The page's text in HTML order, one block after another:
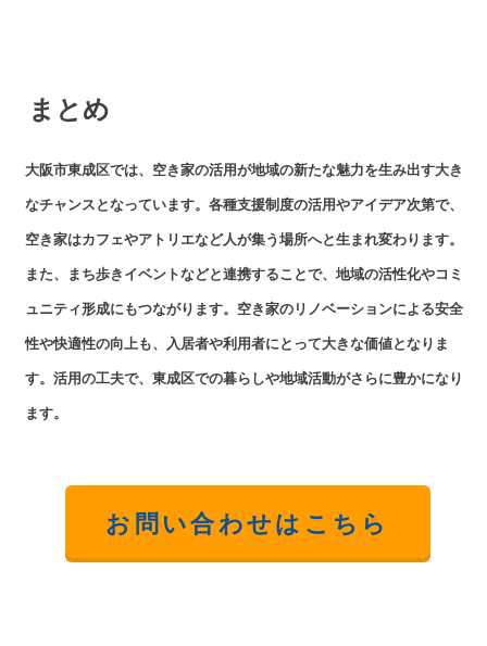
まとめ
大阪市東成区では、空き家の活用が地域の新たな魅力を生み出す大き
なチャンスとなっています。各種支援制度の活用やアイデア次第で、
空き家はカフェやアトリエなど人が集う場所へと生まれ変わります。
また、まち歩きイベントなどと連携することで、地域の活性化やコミ
ュニティ形成にもつながります。空き家のリノベーションによる安全
性や快適性の向上も、入居者や利用者にとって大きな価値となりま
す。活用の工夫で、東成区での暮らしや地域活動がさらに豊かになり
ます。
お問い合わせはこちら